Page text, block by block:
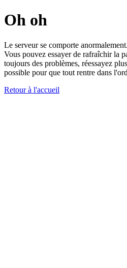
Oh oh
Le serveur se comporte anormalement.
Vous pouvez essayer de rafraîchir la
toujours des problèmes, réessayez
possible pour que tout rentre dans
Retour à l'accueil